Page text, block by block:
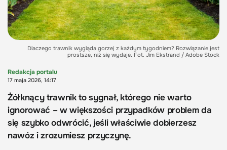
Dlaczego trawnik wygląda gorzej z każdym tygodniem? Rozwiązanie jest
prostsze, niż się wydaje. Fot. Jim Ekstrand / Adobe Stock
Redakcja portalu
17 maja 2026, 14:17
Żółknący trawnik to sygnał, którego nie warto
ignorować – w większości przypadków problem da
się szybko odwrócić, jeśli właściwie dobierzesz
nawóz i zrozumiesz przyczynę.